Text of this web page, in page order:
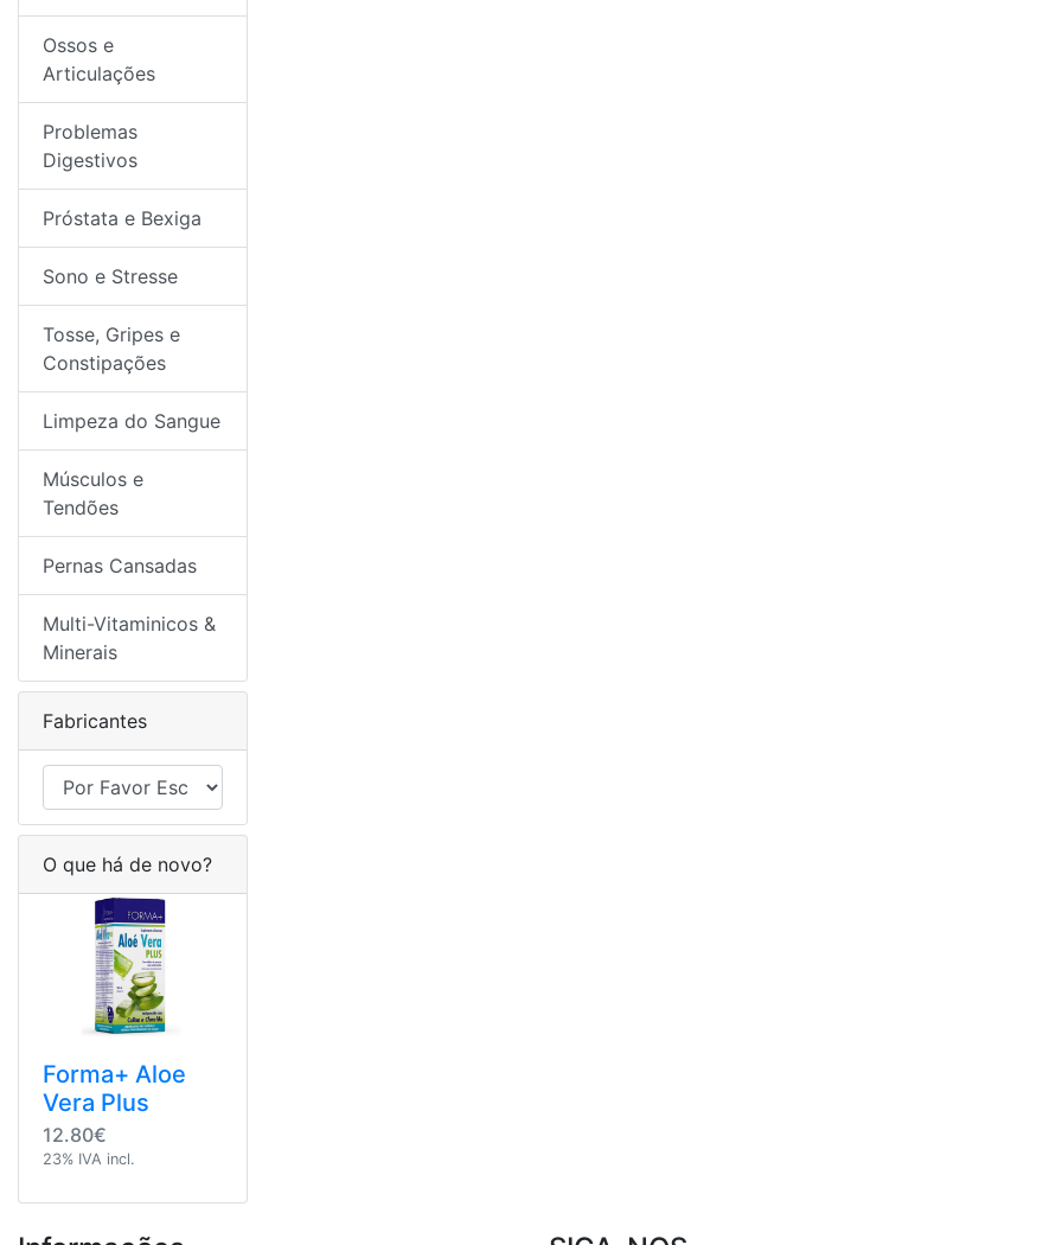
Ossos e
Articulações
Problemas
Digestivos
Próstata e Bexiga
Sono e Stresse
Tosse, Gripes e
Constipações
Limpeza do Sangue
Músculos e
Tendões
Pernas Cansadas
Multi-Vitaminicos &
Minerais
Fabricantes
O que há de novo?
Forma+ Aloe
Vera Plus
12.80€
23% IVA incl.